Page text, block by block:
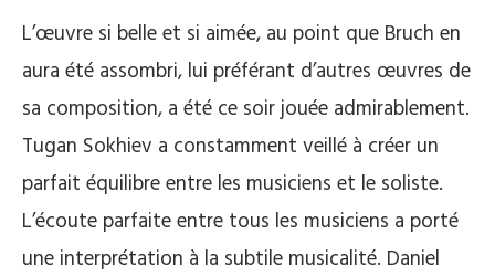
L’œuvre si belle et si aimée, au point que Bruch en
aura été assombri, lui préférant d’autres œuvres de
sa composition, a été ce soir jouée admirablement.
Tugan Sokhiev a constamment veillé à créer un
parfait équilibre entre les musiciens et le soliste.
L’écoute parfaite entre tous les musiciens a porté
une interprétation à la subtile musicalité. Daniel